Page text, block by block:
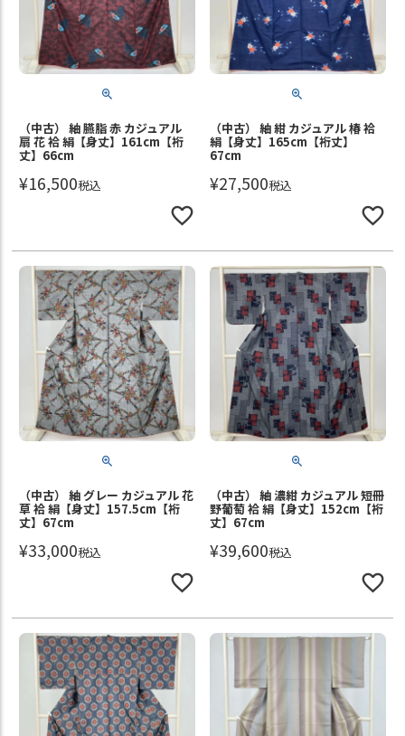
（中古） 紬 臙脂 赤 カジュアル
扇 花 袷 絹【身丈】161cm【裄
丈】66cm
¥16,500税込
（中古） 紬 紺 カジュアル 椿 袷
絹【身丈】165cm【裄丈】
67cm
¥27,500税込
（中古） 紬 グレー カジュアル 花
草 袷 絹【身丈】157.5cm【裄
丈】67cm
¥33,000税込
（中古） 紬 濃紺 カジュアル 短冊
野葡萄 袷 絹【身丈】152cm【裄
丈】67cm
¥39,600税込